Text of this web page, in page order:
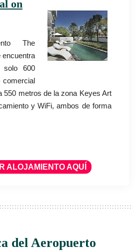
on
The
encuentra
solo 600
comercial
550 metros de la zona Keyes Art
y WiFi, ambos de forma
ALOJAMIENTO AQUÍ
del Aeropuerto